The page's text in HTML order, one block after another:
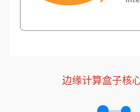
边缘计算盒子核